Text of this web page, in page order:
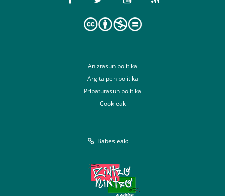
Aniztasun politika
Argitalpen politika
Pribatutasun politika
Cookieak
Babesleak: